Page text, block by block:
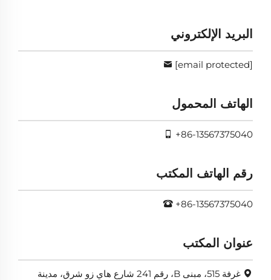
البريد الإلكتروني
[email protected]
الهاتف المحمول
+86-13567375040
رقم الهاتف المكتب
+86-13567375040
عنوان المكتب
غرفة 515، مبنى B، رقم 241 شارع هاي زو شرق، مدينة